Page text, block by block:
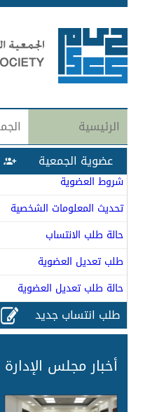
الرئيسية
عضوية الجمعية
شروط العضوية
تحديث المعلومات الشخصية
حالة طلب الانتساب
طلب تعديل العضوية
حالة طلب تعديل العضوية
طلب انتساب جديد
أخبار مجلس الإدارة